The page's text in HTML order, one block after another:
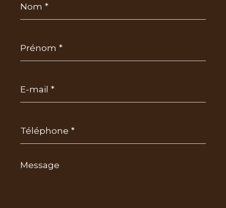
mail
*
*
Message
*